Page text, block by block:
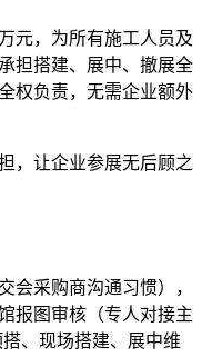
元，为所有施工人员及
担搭建、展中、撤展全
权负责，无需企业额外
，让企业参展无后顾之
会采购商沟通习惯），
报图审核（专人对接主
、现场搭建、展中维